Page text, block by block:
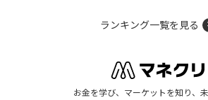
ランキング一覧を見る
お金を学び、マーケットを知り、